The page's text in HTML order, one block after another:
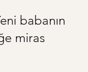
babanın
miras